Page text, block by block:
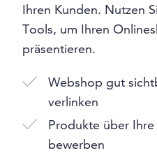
Ihren Kunden. Nutzen
Tools, um Ihren
präsentieren.
Webshop gut
verlinken
Produkte über
bewerben